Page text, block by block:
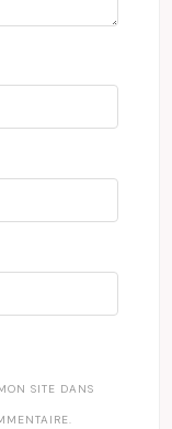
SITE DANS